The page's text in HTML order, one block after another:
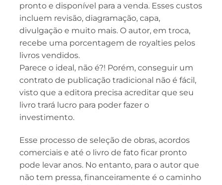
pronto e disponível para a venda. Esses custos
incluem revisão, diagramação, capa,
divulgação e muito mais. O autor, em troca,
recebe uma porcentagem de royalties pelos
livros vendidos.
Parece o ideal, não é?! Porém, conseguir um
contrato de publicação tradicional não é fácil,
visto que a editora precisa acreditar que seu
livro trará lucro para poder fazer o
investimento.
Esse processo de seleção de obras, acordos
comerciais e até o livro de fato ficar pronto
pode levar anos. No entanto, para o autor que
não tem pressa, financeiramente é o caminho